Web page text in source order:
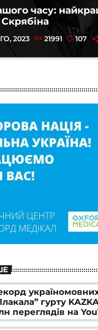
часу:
2023 21991 107
гурту
переглядів на